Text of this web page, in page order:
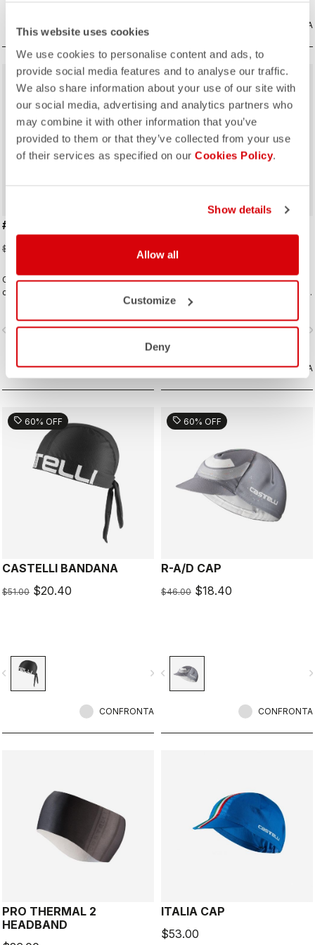
This website uses cookies
We use cookies to personalise content and ads, to
provide social media features and to analyse our traffic.
We also share information about your use of our site with
our social media, advertising and analytics partners who
may combine it with other information that you’ve
provided to them or that they’ve collected from your use
of their services as specified on our Cookies Policy.
Show details
Allow all
Customize
Deny
CONFRONTA CONFRONTA
sell40% OFF
#GIRO109 TAPPA CAP
$50.00
Cappellino da ciclismo tradizionale
che rende omaggio alle città
simbolo del percorso del Giro
d’Italia.
navigate_next
CONFRONTA
sell40% OFF
$50.00
Cappellino da ciclismo tradizionale
dei leader del Giro d’Italia.
navigate_before
CONFRONTA
sell 60% OFF
CASTELLI BANDANA
$51.00 $20.40
navigate_next
CONFRONTA
sell 60% OFF
R-A/D CAP
$46.00 $18.40
navigate_before
CONFRONTA
PRO THERMAL 2
HEADBAND
ITALIA CAP
$53.00